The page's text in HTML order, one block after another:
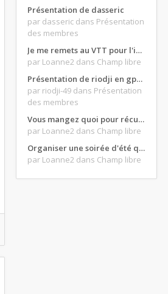
Présentation de dasseric
par dasseric dans Présentation
des membres
Je me remets au VTT pour l'intersaison, version électrique
par Loanne2 dans Champ libre
Présentation de riodji en gpz500
par riodji-49 dans Présentation
des membres
Vous mangez quoi pour récupérer après une grosse journée de moto ?
par Loanne2 dans Champ libre
Organiser une soirée d'été qui claque : vos bons plans matos ?
par Loanne2 dans Champ libre